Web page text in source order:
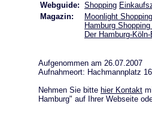
Webguide: Shopping
Magazin:
Moonlight
Hamburg
Der Hamburg-
Aufgenommen am 26.07.2007
Aufnahmeort: Hachmannplatz
Nehmen Sie bitte hier Kontakt
Hamburg" auf Ihrer Webseite